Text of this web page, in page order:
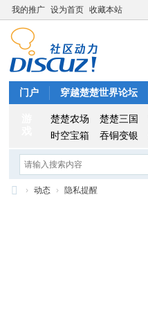
我的推广 设为首页 收藏本站
门户 穿越楚楚世界论坛
楚楚农场 楚楚三国
时空宝箱
吞铜变银
› 动态 › 隐私提醒